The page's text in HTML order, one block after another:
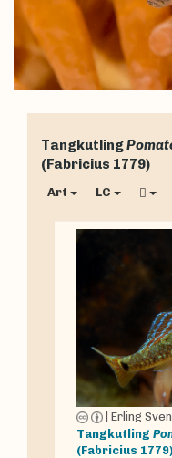
Tangkutling
(Fabricius 1779)
Art LC
| Erling
Tangkutling
(Fabricius